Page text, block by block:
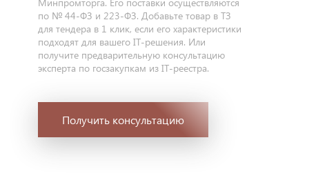
по № 44-ФЗ и 223-ФЗ. Добавьте товар в ТЗ
для тендера в 1 клик, если его характеристики
подходят для вашего IT-решения. Или
получите предварительную консультацию
эксперта по госзакупкам из IT-реестра.
Получить консультацию